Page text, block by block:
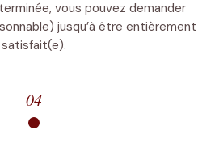
vous pouvez demander
jusqu’à être entièrement
satisfait(e).
04